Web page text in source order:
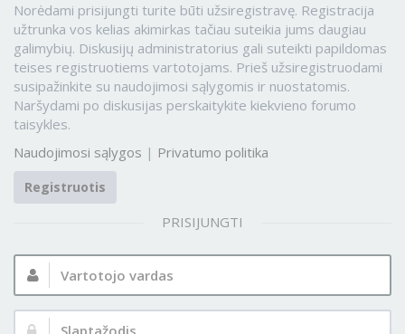
Norėdami prisijungti turite būti užsiregistravę. Registracija
užtrunka vos kelias akimirkas tačiau suteikia jums daugiau
galimybių. Diskusijų administratorius gali suteikti papildomas
teises registruotiems vartotojams. Prieš užsiregistruodami
susipažinkite su naudojimosi sąlygomis ir nuostatomis.
Naršydami po diskusijas perskaitykite kiekvieno forumo
taisykles.
Naudojimosi sąlygos | Privatumo politika
Registruotis
PRISIJUNGTI
Vartotojo
vardas:
Slaptažodis: